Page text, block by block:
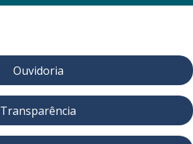
Ouvidoria
Transparência